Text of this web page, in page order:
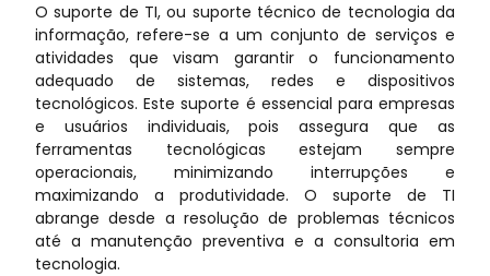
O suporte de TI, ou suporte técnico de tecnologia da
informação, refere-se a um conjunto de serviços e
atividades que visam garantir o funcionamento
adequado de sistemas, redes e dispositivos
tecnológicos. Este suporte é essencial para empresas
e usuários individuais, pois assegura que as
ferramentas tecnológicas estejam sempre
operacionais, minimizando interrupções e
maximizando a produtividade. O suporte de TI
abrange desde a resolução de problemas técnicos
até a manutenção preventiva e a consultoria em
tecnologia.